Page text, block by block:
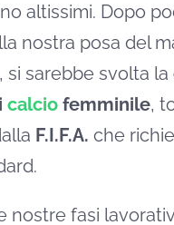
altissimi. Dopo
nostra posa del
si sarebbe svolta la
calcio femminile,
F.I.F.A. che
nostre fasi